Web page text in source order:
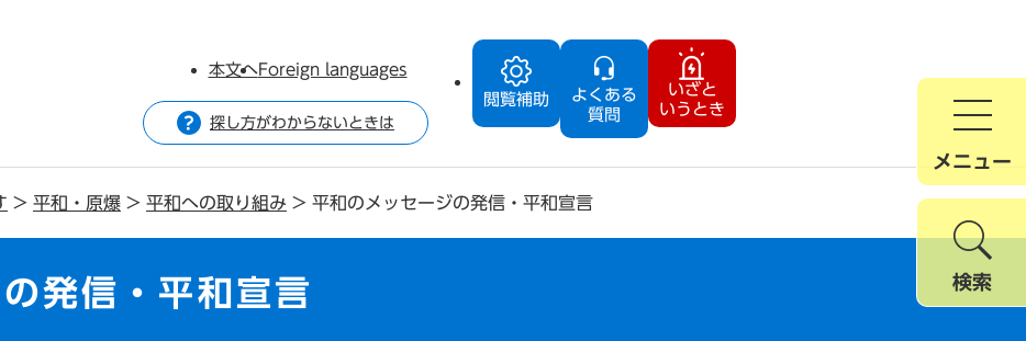
閲覧補助
よくある
質問
いざと
いうとき
本文へForeign languages
探し方がわからないときは
メニュー
検索
> 平和・原爆 > 平和への取り組み > 平和のメッセージの発信・平和宣言
発信・平和宣言